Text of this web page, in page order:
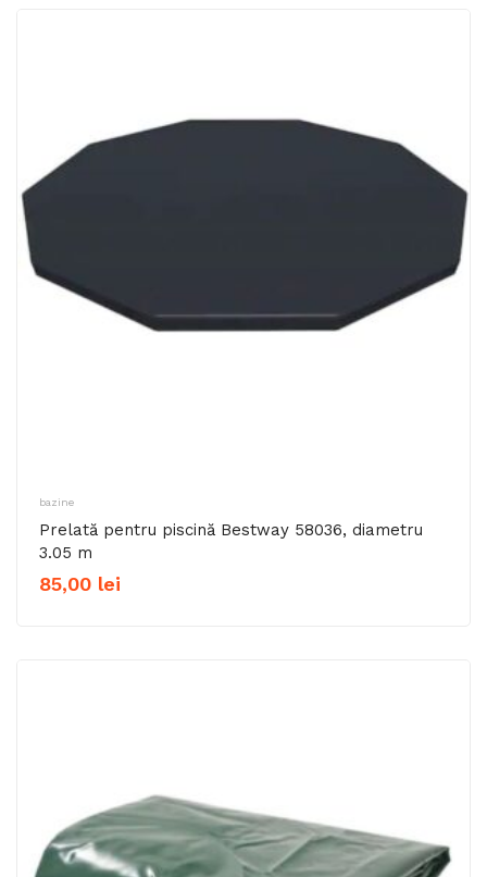
bazine
Prelată pentru piscină Bestway 58036, diametru
3.05 m
85,00 lei